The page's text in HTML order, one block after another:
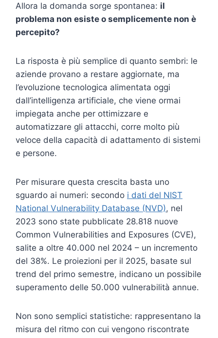
Allora la domanda sorge spontanea: il
problema non esiste o semplicemente non è
percepito?
La risposta è più semplice di quanto sembri: le
aziende provano a restare aggiornate, ma
l’evoluzione tecnologica alimentata oggi
dall’intelligenza artificiale, che viene ormai
impiegata anche per ottimizzare e
automatizzare gli attacchi, corre molto più
veloce della capacità di adattamento di sistemi
e persone.
Per misurare questa crescita basta uno
sguardo ai numeri: secondo i dati del NIST
National Vulnerability Database (NVD), nel
2023 sono state pubblicate 28.818 nuove
Common Vulnerabilities and Exposures (CVE),
salite a oltre 40.000 nel 2024 – un incremento
del 38%. Le proiezioni per il 2025, basate sul
trend del primo semestre, indicano un possibile
superamento delle 50.000 vulnerabilità annue.
Non sono semplici statistiche: rappresentano la
misura del ritmo con cui vengono riscontrate